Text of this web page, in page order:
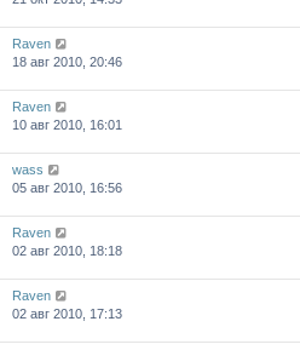
Raven
18 авг 2010, 20:46
Raven
10 авг 2010, 16:01
wass
05 авг 2010, 16:56
Raven
02 авг 2010, 18:18
Raven
02 авг 2010, 17:13